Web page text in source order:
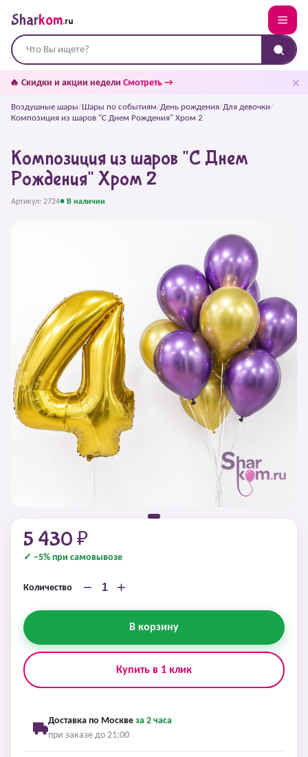
Sharkom.ru
🔥 Скидки и акции недели Смотреть → ✕
Воздушные шары/Шары по событиям/День рождения/Для девочки/
Композиция из шаров "С Днем Рождения" Хром 2
Композиция из шаров "С Днем
Рождения" Хром 2
Артикул: 2724● В наличии
5 430 ₽
✓ −5% при самовывозе
Количество − +
В корзину
Купить в 1 клик
Доставка по Москве за 2 часа
при заказе до 21:00